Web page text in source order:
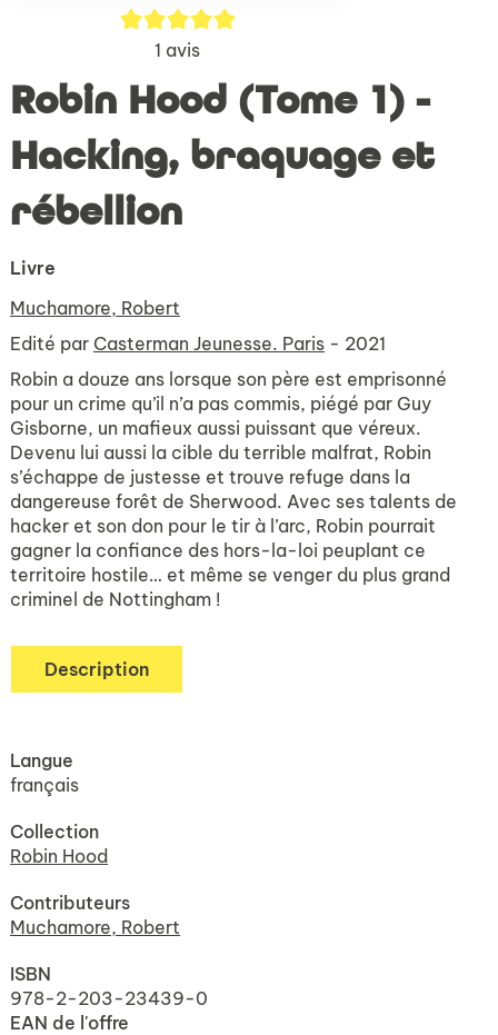
5/5
1 avis
Robin Hood (Tome 1) -
Hacking, braquage et
rébellion
Livre
Muchamore, Robert
Edité par Casterman Jeunesse. Paris - 2021
Robin a douze ans lorsque son père est emprisonné
pour un crime qu’il n’a pas commis, piégé par Guy
Gisborne, un mafieux aussi puissant que véreux.
Devenu lui aussi la cible du terrible malfrat, Robin
s’échappe de justesse et trouve refuge dans la
dangereuse forêt de Sherwood. Avec ses talents de
hacker et son don pour le tir à l’arc, Robin pourrait
gagner la confiance des hors-la-loi peuplant ce
territoire hostile… et même se venger du plus grand
criminel de Nottingham !
Description
Langue
français
Collection
Robin Hood
Contributeurs
Muchamore, Robert
ISBN
978-2-203-23439-0
EAN de l'offre